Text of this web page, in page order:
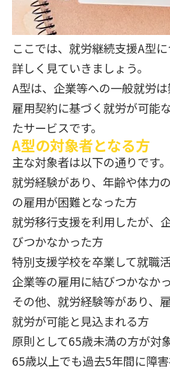
ここでは、就労継続支援A型
詳しく見ていきましょう。
A型は、企業等への一般就労は
雇用契約に基づく就労が可能
たサービスです。
A型の対象者となる方
主な対象者は以下の通りです。
就労経験があり、年齢や体力
の雇用が困難となった方
就労移行支援を利用したが、
びつかなかった方
特別支援学校を卒業して就職
企業等の雇用に結びつかなか
その他、就労経験等があり、
就労が可能と見込まれる方
原則として65歳未満の方が対
65歳以上でも過去5年間に障